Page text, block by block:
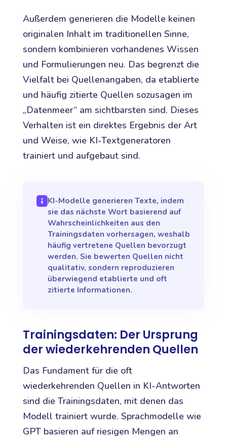
Außerdem generieren die Modelle keinen
originalen Inhalt im traditionellen Sinne,
sondern kombinieren vorhandenes Wissen
und Formulierungen neu. Das begrenzt die
Vielfalt bei Quellenangaben, da etablierte
und häufig zitierte Quellen sozusagen im
„Datenmeer“ am sichtbarsten sind. Dieses
Verhalten ist ein direktes Ergebnis der Art
und Weise, wie KI-Textgeneratoren
trainiert und aufgebaut sind.
KI-Modelle generieren Texte, indem
sie das nächste Wort basierend auf
Wahrscheinlichkeiten aus den
Trainingsdaten vorhersagen, weshalb
häufig vertretene Quellen bevorzugt
werden. Sie bewerten Quellen nicht
qualitativ, sondern reproduzieren
überwiegend etablierte und oft
zitierte Informationen.
Trainingsdaten: Der Ursprung
der wiederkehrenden Quellen
Das Fundament für die oft
wiederkehrenden Quellen in KI-Antworten
sind die Trainingsdaten, mit denen das
Modell trainiert wurde. Sprachmodelle wie
GPT basieren auf riesigen Mengen an